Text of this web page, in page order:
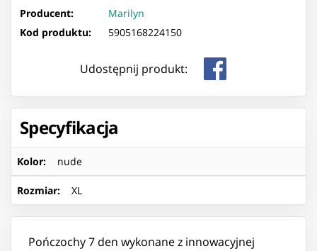
Producent:
Marilyn
Kod produktu:
5905168224150
Udostępnij produkt:
Specyfikacja
Kolor: nude
Rozmiar: XL
Pończochy 7 den wykonane z innowacyjnej